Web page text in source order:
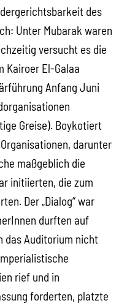
des
Unter Mubarak waren
versucht es die
Kairoer El-Galaa
Anfang Juni
Greise). Boykotiert
darunter
maßgeblich die
initiierten, die zum
Der „Dialog“ war
durften auf
das Auditorium nicht
rief und in
forderten, platzte